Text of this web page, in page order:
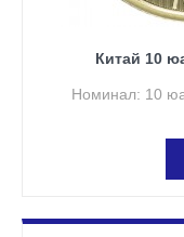
Китай 10
Номинал: 10